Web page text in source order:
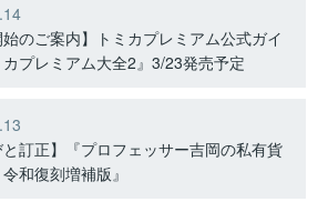
始のご案内】トミカプレミアム公式ガイ
カプレミアム大全2』3/23発売予定
と訂正】『プロフェッサー吉岡の私有貨
和復刻増補版』